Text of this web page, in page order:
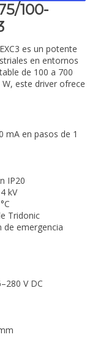
100-
es un potente
en entornos
de 100 a 700
este driver ofrece
mA en pasos de 1
IP20
kV
Tridonic
de emergencia
V DC